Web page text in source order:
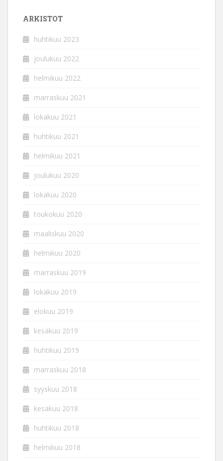
ARKISTOT
huhtikuu 2023
joulukuu 2022
helmikuu 2022
marraskuu 2021
lokakuu 2021
huhtikuu 2021
helmikuu 2021
joulukuu 2020
lokakuu 2020
toukokuu 2020
maaliskuu 2020
helmikuu 2020
marraskuu 2019
lokakuu 2019
elokuu 2019
kesäkuu 2019
huhtikuu 2019
marraskuu 2018
syyskuu 2018
kesäkuu 2018
huhtikuu 2018
helmikuu 2018